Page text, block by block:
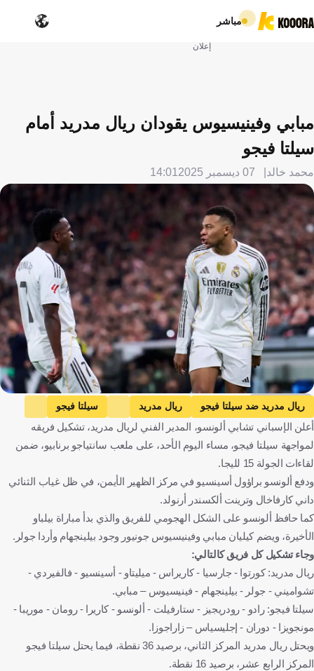
مباشر
إعلان
مبابي وفينيسيوس يقودان ريال مدريد أمام
سيلتا فيجو
محمد خالد 07 ديسمبر 2025 14:01
Getty Images
ريال مدريد ضد سيلتا فيجو ريال مدريد
سيلتا فيجو
الدوري الإسباني
كيليان مبابي تشابي ألونسو إسبانيا
فرنسا
كرة قدم
أعلن الإسباني تشابي ألونسو، المدير الفني لريال مدريد، تشكيل فريقه
لمواجهة سيلتا فيجو، مساء اليوم الأحد، على ملعب سانتياجو برنابيو، ضمن
لقاءات الجولة 15 لليجا.
ودفع ألونسو براؤول أسينسيو في مركز الظهير الأيمن، في ظل غياب الثنائي
داني كارفاخال وترينت ألكسندر أرنولد.
كما حافظ ألونسو على الشكل الهجومي للفريق والذي بدأ مباراة بيلباو
الأخيرة، ويضم كيليان مبابي وفينيسيوس جونيور وجود بيلينجهام وأردا جولر.
وجاء تشكيل كل فريق كالتالي:
ريال مدريد: كورتوا - جارسيا - كاريراس - ميليتاو - أسينسيو - فالفيردي -
تشواميني - جولر - بيلينجهام - فينيسيوس – مبابي.
سيلتا فيجو: رادو - رودريجيز - ستارفيلت - ألونسو - كاريرا - رومان - موريبا -
مونجويزا - دوران - إجليسياس – زاراجوزا.
ويحتل ريال مدريد المركز الثاني، برصيد 36 نقطة، فيما يحتل سيلتا فيجو
المركز الرابع عشر، برصيد 16 نقطة.